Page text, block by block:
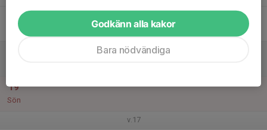
17
Fre
19
Sön
v.17
Godkänn alla kakor
Bara nödvändiga